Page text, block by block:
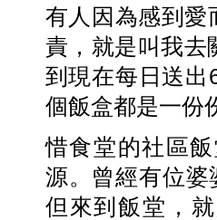
有人因為感到愛
責，就是叫我去
到現在每日送出
個飯盒都是一份
惜食堂的社區
源。曾經有位
但來到飯堂，